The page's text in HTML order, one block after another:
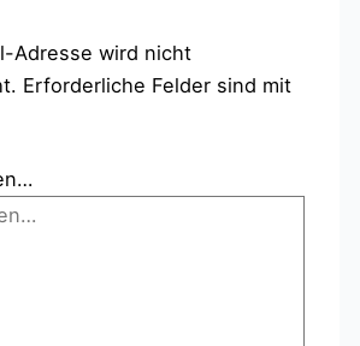
Adresse wird nicht
Erforderliche Felder sind mit